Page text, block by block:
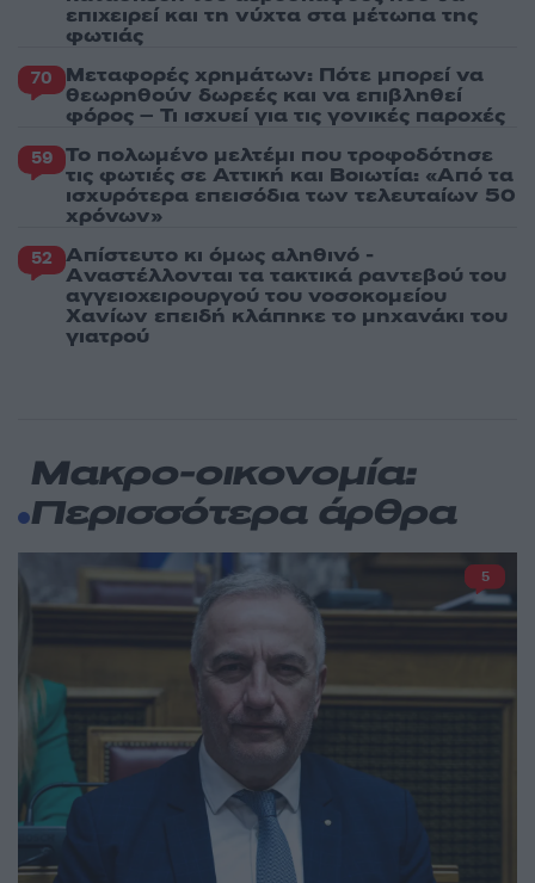
επιχειρεί και τη νύχτα στα μέτωπα της
φωτιάς
70 Μεταφορές χρημάτων: Πότε μπορεί να
θεωρηθούν δωρεές και να επιβληθεί
φόρος – Τι ισχυεί για τις γονικές παροχές
59 Το πολωμένο μελτέμι που τροφοδότησε
τις φωτιές σε Αττική και Βοιωτία: «Από τα
ισχυρότερα επεισόδια των τελευταίων 50
χρόνων»
52 Απίστευτο κι όμως αληθινό -
Aναστέλλονται τα τακτικά ραντεβού του
αγγειοχειρουργού του νοσοκομείου
Χανίων επειδή κλάπηκε το μηχανάκι του
γιατρού
Μακρο-οικονομία:
Περισσότερα άρθρα
5